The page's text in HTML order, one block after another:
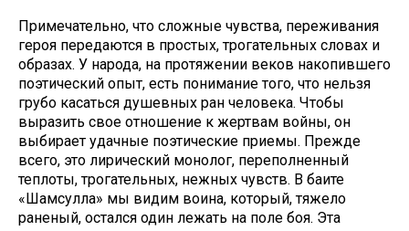
Примечательно, что сложные чувства, переживания
героя передаются в простых, трогательных словах и
образах. У народа, на протяжении веков накопившего
поэтический опыт, есть понимание того, что нельзя
грубо касаться душевных ран человека. Чтобы
выразить свое отношение к жертвам войны, он
выбирает удачные поэтические приемы. Прежде
всего, это лирический монолог, переполненный
теплоты, трогательных, нежных чувств. В баите
«Шамсулла» мы видим воина, который, тяжело
раненый, остался один лежать на поле боя. Эта